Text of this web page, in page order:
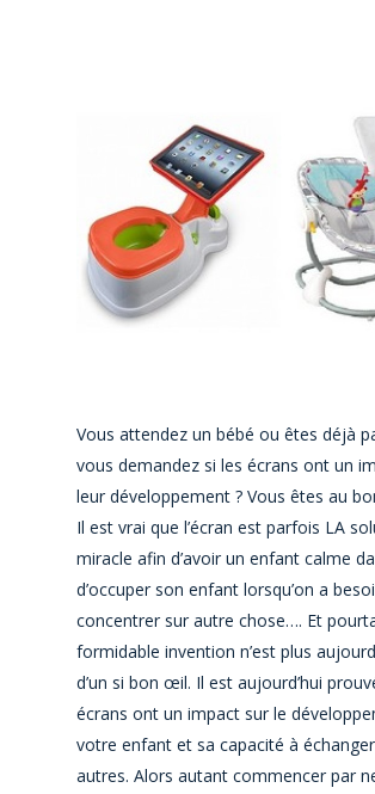
Vous attendez un bébé ou êtes déjà
vous demandez si les écrans ont un
leur développement ? Vous êtes au
Il est vrai que l’écran est parfois LA
miracle afin d’avoir un enfant calme
d’occuper son enfant lorsqu’on a
concentrer sur autre chose…. Et
formidable invention n’est plus
d’un si bon œil. Il est aujourd’hui
écrans ont un impact sur le
votre enfant et sa capacité à
autres. Alors autant commencer par